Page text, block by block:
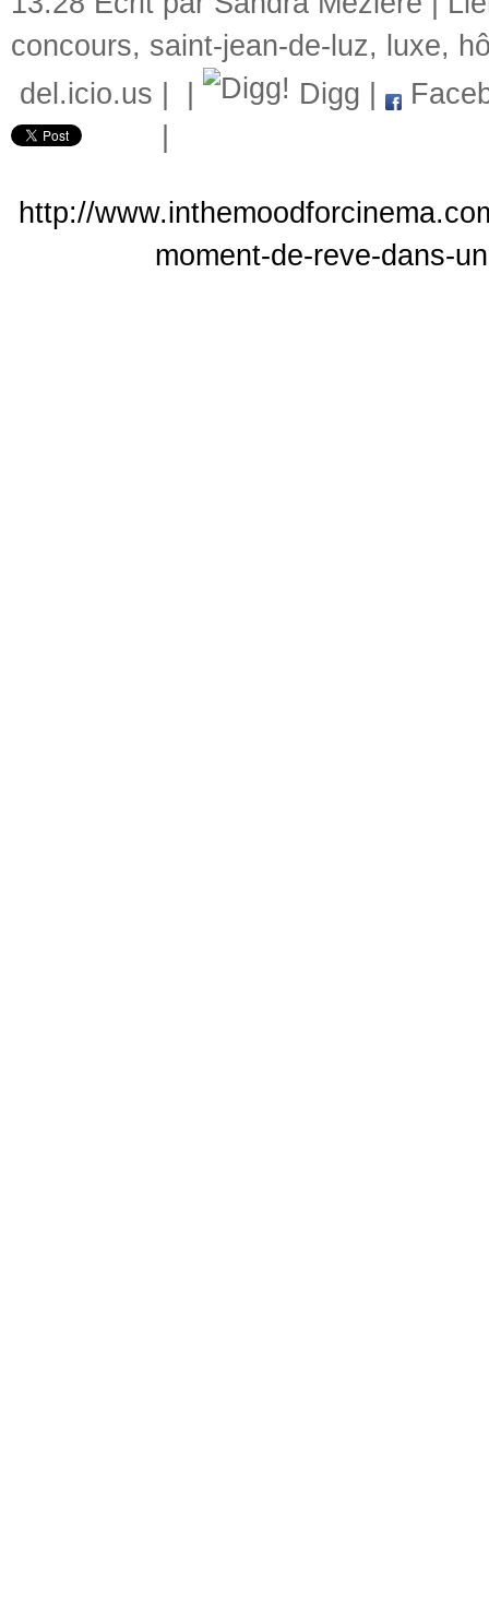
concours, saint-jean-de-luz, luxe,
del.icio.us
Digg
http://
moment-de-reve-dans-